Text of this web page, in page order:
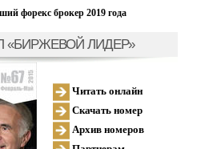
форекс брокер 2019 года
«БИРЖЕВОЙ ЛИДЕР»
Читать онлайн
Скачать номер
Архив номеров